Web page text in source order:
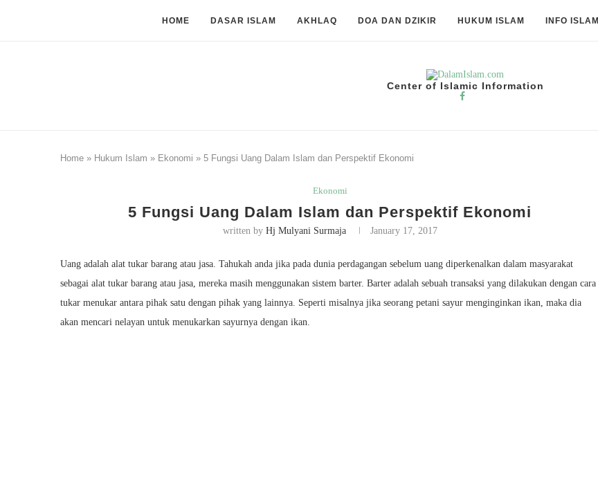
HOME DASAR ISLAM AKHLAQ DOA DAN DZIKIR HUKUM ISLAM INFO ISLAMI
Center of Islamic Information
Home » Hukum Islam » Ekonomi » 5 Fungsi Uang Dalam Islam dan Perspektif Ekonomi
Ekonomi
5 Fungsi Uang Dalam Islam dan Perspektif Ekonomi
written by Hj Mulyani Surmaja January 17, 2017
Uang adalah alat tukar barang atau jasa. Tahukah anda jika pada dunia perdagangan sebelum uang diperkenalkan dalam masyarakat
sebagai alat tukar barang atau jasa, mereka masih menggunakan sistem barter. Barter adalah sebuah transaksi yang dilakukan dengan cara
tukar menukar antara pihak satu dengan pihak yang lainnya. Seperti misalnya jika seorang petani sayur menginginkan ikan, maka dia
akan mencari nelayan untuk menukarkan sayurnya dengan ikan.